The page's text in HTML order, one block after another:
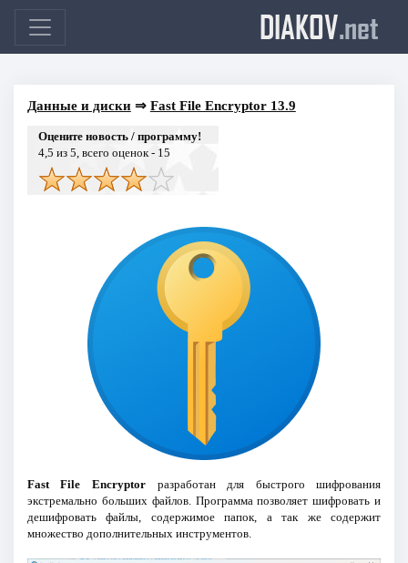
DIAKOV.net
Данные и диски⇒ Fast File Encryptor 13.9
Оцените новость / программу!
4,5 из 5, всего оценок - 15
Fast File Encryptorразработан для быстрого шифрования
экстремально больших файлов. Программа позволяет шифровать и
дешифровать файлы, содержимое папок, а так же содержит
множество дополнительных инструментов.